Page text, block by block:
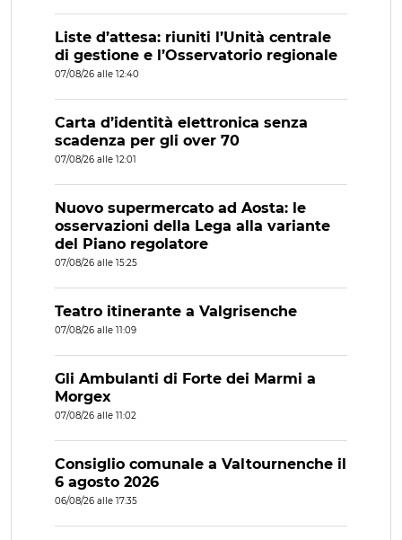
Liste d’attesa: riuniti l’Unità centrale
di gestione e l’Osservatorio regionale
07/08/26 alle 12:40
Carta d’identità elettronica senza
scadenza per gli over 70
07/08/26 alle 12:01
Nuovo supermercato ad Aosta: le
osservazioni della Lega alla variante
del Piano regolatore
07/08/26 alle 15:25
Teatro itinerante a Valgrisenche
07/08/26 alle 11:09
Gli Ambulanti di Forte dei Marmi a
Morgex
07/08/26 alle 11:02
Consiglio comunale a Valtournenche il
6 agosto 2026
06/08/26 alle 17:35